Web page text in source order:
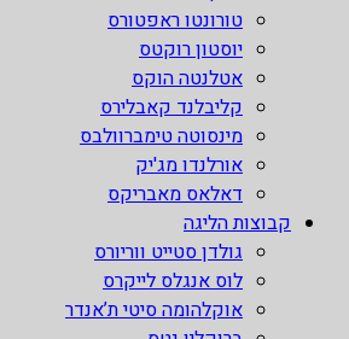
טורונטו ראפטורס
יוסטון רוקטס
אטלנטה הוקס
קליבלנד קאבלירס
מינסוטה טימברוולבס
אורלנדו מג'יק
דאלאס מאבריקס
קבוצות הליגה
גולדן סטייט ווריורס
לוס אנגלס לייקרס
אוקלהומה סיטי ת’אנדר